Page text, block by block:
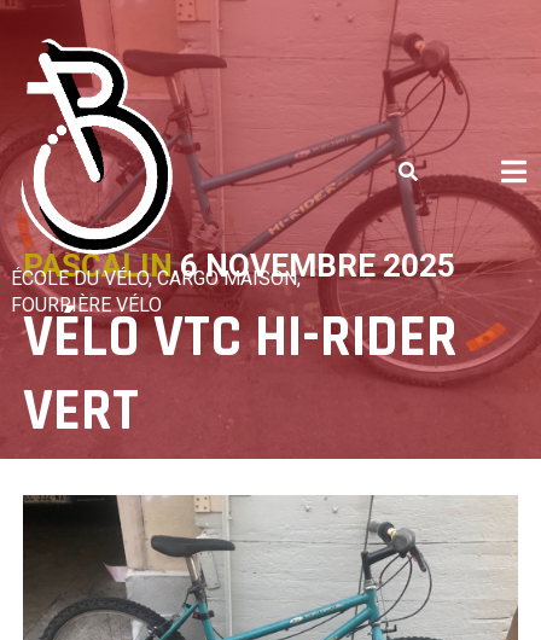
Skip
content
ÉCOLE DU VÉLO, CARGO MAISON,
FOURRIÈRE VÉLO
PASCALIN 6 NOVEMBRE 2025
VÉLO VTC HI-RIDER
VERT